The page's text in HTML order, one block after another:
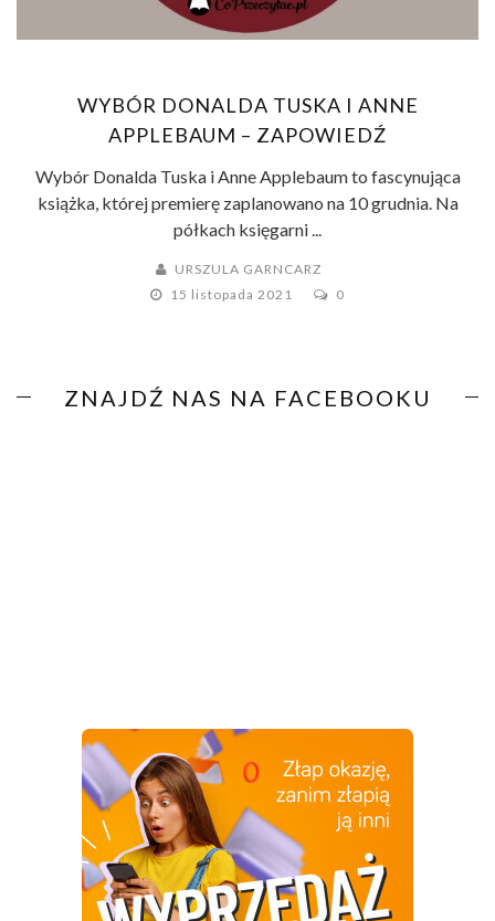
WYBÓR DONALDA TUSKA I ANNE
APPLEBAUM – ZAPOWIEDŹ
Wybór Donalda Tuska i Anne Applebaum to fascynująca
książka, której premierę zaplanowano na 10 grudnia. Na
półkach księgarni ...
URSZULA GARNCARZ
15 listopada 2021
0
ZNAJDŹ NAS NA FACEBOOKU